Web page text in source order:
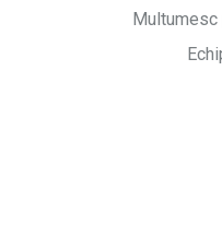
Multumesc